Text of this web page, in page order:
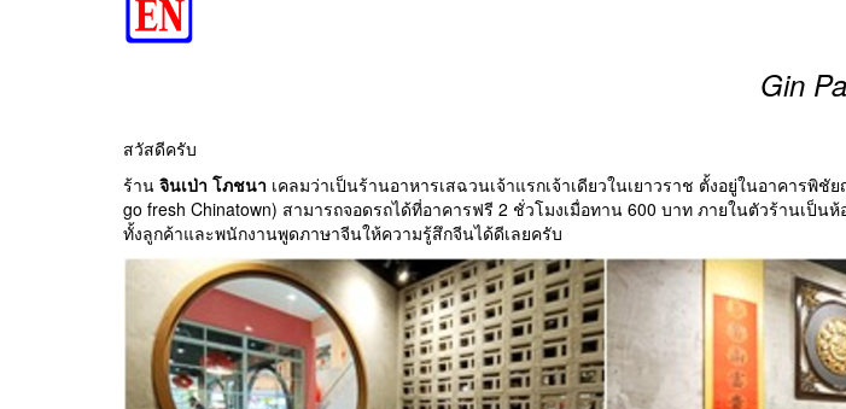
Gin
สวัสดีครับ
ร้าน จินเป่า โภชนา เคลมว่าเป็นร้านอาหารเสฉวนเจ้าแรกเจ้าเดียวในเยาวราช ตั้งอยู่ในอาคาร
go fresh Chinatown) สามารถจอดรถได้ที่อาคารฟรี 2 ชั่วโมงเมื่อทาน 600 บาท ภายในตัวร้านเ
ทั้งลูกค้าและพนักงานพูดภาษาจีนให้ความรู้สึกจีนได้ดีเลยครับ